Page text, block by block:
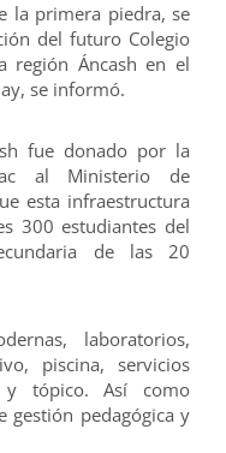
la primera piedra, se
del futuro Colegio
región Áncash en el
se informó.
fue donado por la
al Ministerio de
esta infraestructura
300 estudiantes del
de las 20
laboratorios,
piscina, servicios
y tópico. Así como
gestión pedagógica y